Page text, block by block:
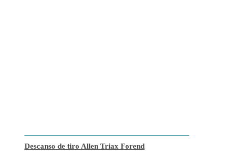
Descanso de tiro Allen Triax Forend